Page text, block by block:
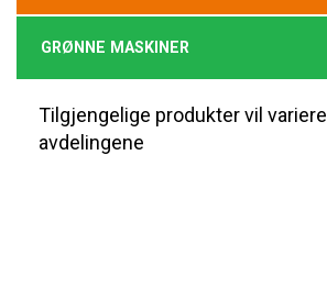
GRØNNE MASKINER
Tilgjengelige produkter vil
avdelingene